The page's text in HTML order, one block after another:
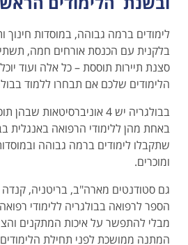
לימודים ברמה גבוהה, במוסדות חינוך
בלקנית עם הכנסת אורחים חמה,
סצנת תיירות תוססת – כל אלה ועוד
הלימודים שלכם אם תבחרו ללמוד
בבולגריה יש 4 אוניברסיטאות
באחת מהן ללימודי הרפואה באנגלית
שתקבלו לימודים ברמה גבוהה
ומוכרים.
גם סטודנטים מארה"ב, בריטניה, קנדה
הספר לרפואה בבולגריה ללימודי
מבלי להתפשר על איכות המתקנים
המתנה ממושכת לפני תחילת